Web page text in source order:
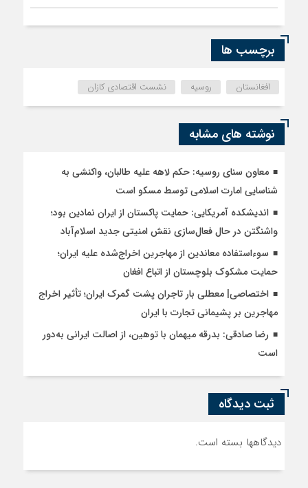
برچسب ها
افغانستان روسیه نشست اقتصادی کازان
نوشته های مشابه
معاون سنای روسیه: حکم لاهه علیه طالبان، واکنشی به
شناسایی امارت اسلامی توسط مسکو است
اندیشکده آمریکایی: حمایت پاکستان از ایران نمادین بود؛
واشنگتن در حال فعال‌سازی نقش امنیتی جدید اسلام‌آباد
سوءاستفاده معاندین از مهاجرین اخراج‌شده علیه ایران؛
حمایت مشکوک بلوچستان از اتباع افغان
اختصاصی| معطلی بار تاجران پشت گمرک ایران؛ تأثیر اخراج
مهاجرین بر پشیمانی تجارت با ایران
رضا صادقی: بدرقه میهمان با توهین، از اصالت ایرانی به‌دور
است
ثبت دیدگاه
دیدگاهها بسته است.